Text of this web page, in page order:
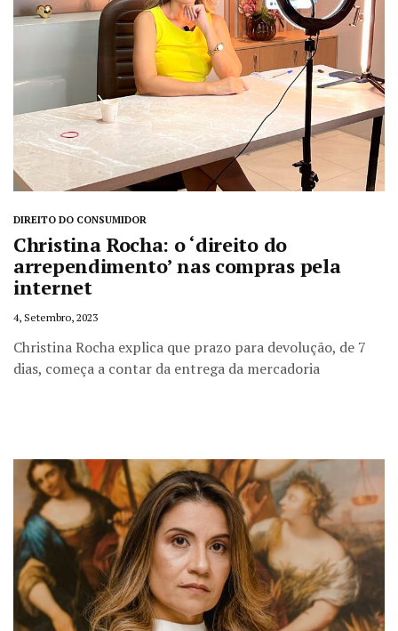
DIREITO DO CONSUMIDOR
Christina Rocha: o ‘direito do
arrependimento’ nas compras pela
internet
4, Setembro, 2023
Christina Rocha explica que prazo para devolução, de 7
dias, começa a contar da entrega da mercadoria